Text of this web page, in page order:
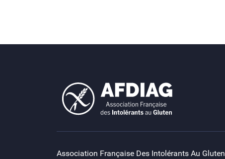
Association Française Des Intolérants Au Gluten